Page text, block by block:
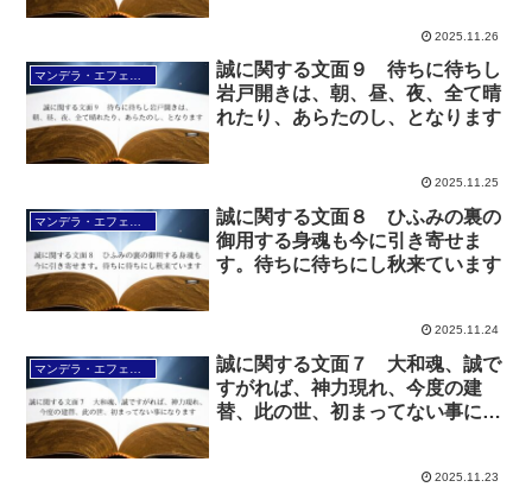
2025.11.26
誠に関する文面９ 待ちに待ちし
岩戸開きは、朝、昼、夜、全て晴
れたり、あらたのし、となります
2025.11.25
マンデラ・エフェクト文面（2025年6月24日～
誠に関する文面８ ひふみの裏の
御用する身魂も今に引き寄せま
す。待ちに待ちにし秋来ています
2025.11.24
誠に関する文面７ 大和魂、誠で
すがれば、神力現れ、今度の建
替、此の世、初まってない事にな
2025.11.23